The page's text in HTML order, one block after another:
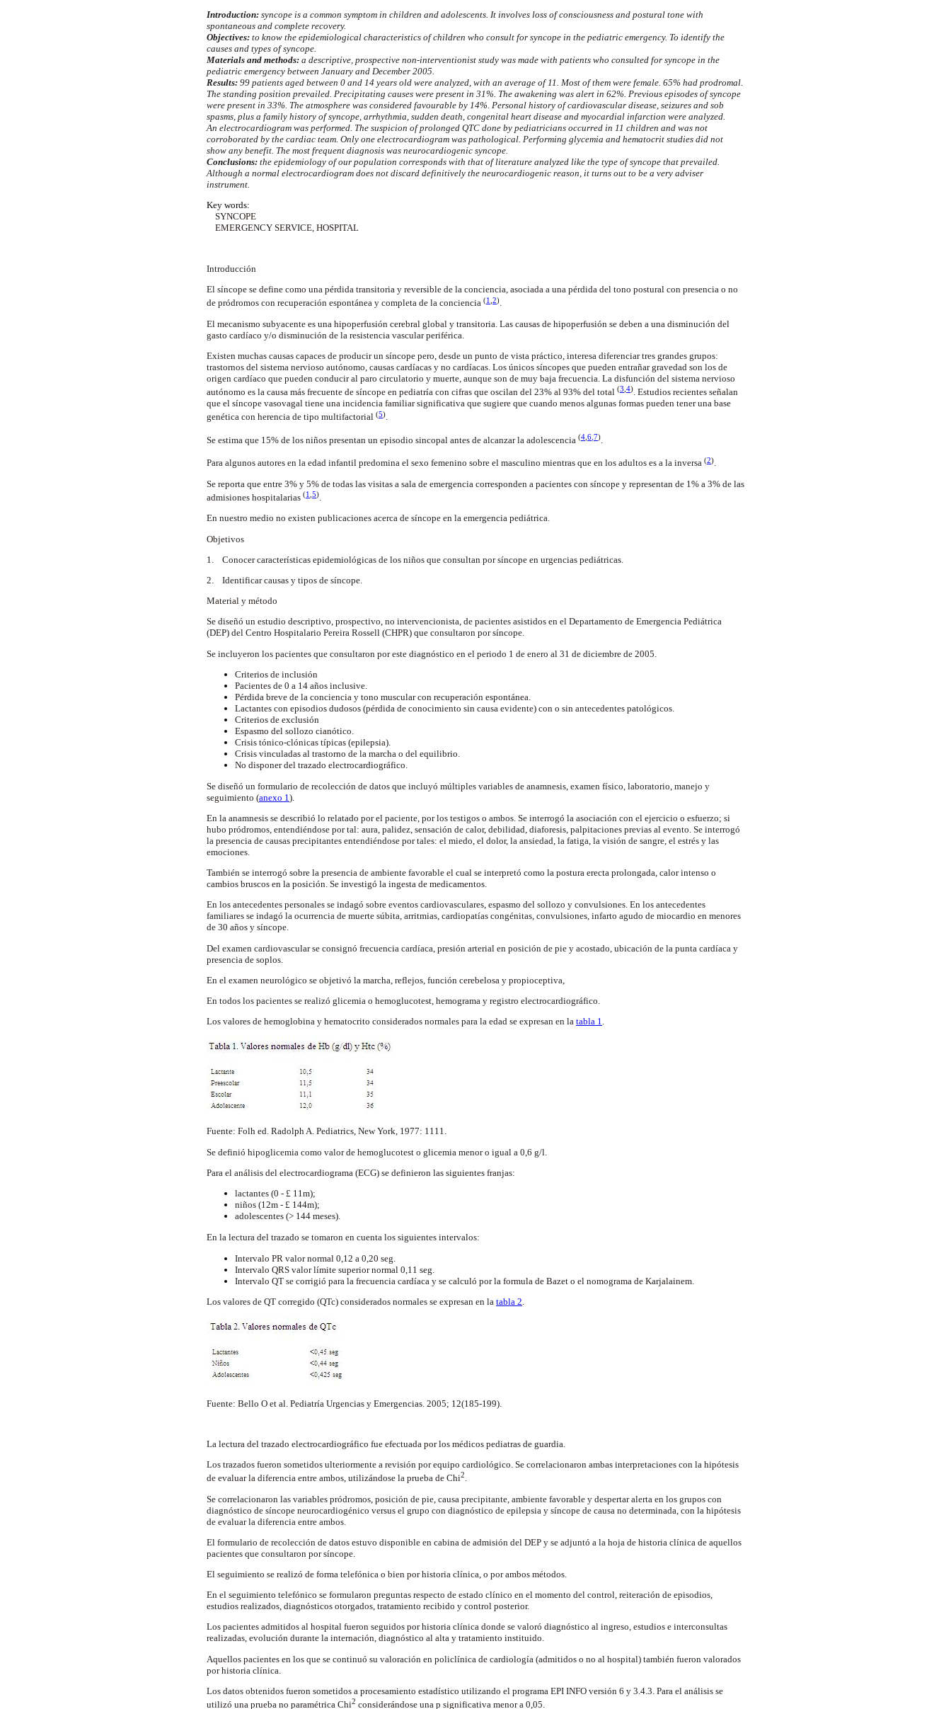
Introduction: syncope is a common symptom in children and adolescents. It involves loss of consciousness and postural tone with
spontaneous and complete recovery.
Objectives: to know the epidemiological characteristics of children who consult for syncope in the pediatric emergency. To identify the
causes and types of syncope.
Materials and methods: a descriptive, prospective non-interventionist study was made with patients who consulted for syncope in the
pediatric emergency between January and December 2005.
Results: 99 patients aged between 0 and 14 years old were analyzed, with an average of 11. Most of them were female. 65% had prodromal.
The standing position prevailed. Precipitating causes were present in 31%. The awakening was alert in 62%. Previous episodes of syncope
were present in 33%. The atmosphere was considered favourable by 14%. Personal history of cardiovascular disease, seizures and sob
spasms, plus a family history of syncope, arrhythmia, sudden death, congenital heart disease and myocardial infarction were analyzed.
An electrocardiogram was performed. The suspicion of prolonged QTC done by pediatricians occurred in 11 children and was not
corroborated by the cardiac team. Only one electrocardiogram was pathological. Performing glycemia and hematocrit studies did not
show any benefit. The most frequent diagnosis was neurocardiogenic syncope.
Conclusions: the epidemiology of our population corresponds with that of literature analyzed like the type of syncope that prevailed.
Although a normal electrocardiogram does not discard definitively the neurocardiogenic reason, it turns out to be a very adviser
instrument.
Key words:
SYNCOPE
EMERGENCY SERVICE, HOSPITAL
Introducción
El síncope se define como una pérdida transitoria y reversible de la conciencia, asociada a una pérdida del tono postural con presencia o no
de pródromos con recuperación espontánea y completa de la conciencia (1 2).
El mecanismo subyacente es una hipoperfusión cerebral global y transitoria. Las causas de hipoperfusión se deben a una disminución del
gasto cardíaco y/o disminución de la resistencia vascular periférica.
Existen muchas causas capaces de producir un síncope pero, desde un punto de vista práctico, interesa diferenciar tres grandes grupos:
trastornos del sistema nervioso autónomo, causas cardíacas y no cardíacas. Los únicos síncopes que pueden entrañar gravedad son los de
origen cardíaco que pueden conducir al paro circulatorio y muerte, aunque son de muy baja frecuencia. La disfunción del sistema nervioso
autónomo es la causa más frecuente de síncope en pediatría con cifras que oscilan del 23% al 93% del total (3 4). Estudios recientes señalan
que el síncope vasovagal tiene una incidencia familiar significativa que sugiere que cuando menos algunas formas pueden tener una base
genética con herencia de tipo multifactorial (5).
Se estima que 15% de los niños presentan un episodio sincopal antes de alcanzar la adolescencia (4 6 ,7).
Para algunos autores en la edad infantil predomina el sexo femenino sobre el masculino mientras que en los adultos es a la inversa (2).
Se reporta que entre 3% y 5% de todas las visitas a sala de emergencia corresponden a pacientes con síncope y representan de 1% a 3% de las
admisiones hospitalarias (1 5).
En nuestro medio no existen publicaciones acerca de síncope en la emergencia pediátrica.
Objetivos
1. Conocer características epidemiológicas de los niños que consultan por síncope en urgencias pediátricas.
2. Identificar causas y tipos de síncope.
Material y método
Se diseñó un estudio descriptivo, prospectivo, no intervencionista, de pacientes asistidos en el Departamento de Emergencia Pediátrica
(DEP) del Centro Hospitalario Pereira Rossell (CHPR) que consultaron por síncope.
Se incluyeron los pacientes que consultaron por este diagnóstico en el periodo 1 de enero al 31 de diciembre de 2005.
Criterios de inclusión
Pacientes de 0 a 14 años inclusive.
Pérdida breve de la conciencia y tono muscular con recuperación espontánea.
Lactantes con episodios dudosos (pérdida de conocimiento sin causa evidente) con o sin antecedentes patológicos.
Criterios de exclusión
Espasmo del sollozo cianótico.
Crisis tónico-clónicas típicas (epilepsia).
Crisis vinculadas al trastorno de la marcha o del equilibrio.
No disponer del trazado electrocardiográfico.
Se diseñó un formulario de recolección de datos que incluyó múltiples variables de anamnesis, examen físico, laboratorio, manejo y
seguimiento (anexo 1 ).
En la anamnesis se describió lo relatado por el paciente, por los testigos o ambos. Se interrogó la asociación con el ejercicio o esfuerzo; si
hubo pródromos, entendiéndose por tal: aura, palidez, sensación de calor, debilidad, diaforesis, palpitaciones previas al evento. Se interrogó
la presencia de causas precipitantes entendiéndose por tales: el miedo, el dolor, la ansiedad, la fatiga, la visión de sangre, el estrés y las
emociones.
También se interrogó sobre la presencia de ambiente favorable el cual se interpretó como la postura erecta prolongada, calor intenso o
cambios bruscos en la posición. Se investigó la ingesta de medicamentos.
En los antecedentes personales se indagó sobre eventos cardiovasculares, espasmo del sollozo y convulsiones. En los antecedentes
familiares se indagó la ocurrencia de muerte súbita, arritmias, cardiopatías congénitas, convulsiones, infarto agudo de miocardio en menores
de 30 años y síncope.
Del examen cardiovascular se consignó frecuencia cardíaca, presión arterial en posición de pie y acostado, ubicación de la punta cardíaca y
presencia de soplos.
En el examen neurológico se objetivó la marcha, reflejos, función cerebelosa y propioceptiva,
En todos los pacientes se realizó glicemia o hemoglucotest, hemograma y registro electrocardiográfico.
Los valores de hemoglobina y hematocrito considerados normales para la edad se expresan en la tabla 1.
Fuente: Folh ed. Radolph A. Pediatrics, New York, 1977: 1111.
Se definió hipoglicemia como valor de hemoglucotest o glicemia menor o igual a 0,6 g/l.
Para el análisis del electrocardiograma (ECG) se definieron las siguientes franjas:
lactantes (0 - £ 11m);
niños (12m - £ 144m);
adolescentes (> 144 meses).
En la lectura del trazado se tomaron en cuenta los siguientes intervalos:
Intervalo PR valor normal 0,12 a 0,20 seg.
Intervalo QRS valor límite superior normal 0,11 seg.
Intervalo QT se corrigió para la frecuencia cardíaca y se calculó por la formula de Bazet o el nomograma de Karjalainem.
Los valores de QT corregido (QTc) considerados normales se expresan en la tabla 2.
Fuente: Bello O et al. Pediatría Urgencias y Emergencias. 2005; 12(185-199).
La lectura del trazado electrocardiográfico fue efectuada por los médicos pediatras de guardia.
Los trazados fueron sometidos ulteriormente a revisión por equipo cardiológico. Se correlacionaron ambas interpretaciones con la hipótesis
de evaluar la diferencia entre ambos, utilizándose la prueba de Chi2.
Se correlacionaron las variables pródromos, posición de pie, causa precipitante, ambiente favorable y despertar alerta en los grupos con
diagnóstico de síncope neurocardiogénico versus el grupo con diagnóstico de epilepsia y síncope de causa no determinada, con la hipótesis
de evaluar la diferencia entre ambos.
El formulario de recolección de datos estuvo disponible en cabina de admisión del DEP y se adjuntó a la hoja de historia clínica de aquellos
pacientes que consultaron por síncope.
El seguimiento se realizó de forma telefónica o bien por historia clínica, o por ambos métodos.
En el seguimiento telefónico se formularon preguntas respecto de estado clínico en el momento del control, reiteración de episodios,
estudios realizados, diagnósticos otorgados, tratamiento recibido y control posterior.
Los pacientes admitidos al hospital fueron seguidos por historia clínica donde se valoró diagnóstico al ingreso, estudios e interconsultas
realizadas, evolución durante la internación, diagnóstico al alta y tratamiento instituido.
Aquellos pacientes en los que se continuó su valoración en policlínica de cardiología (admitidos o no al hospital) también fueron valorados
por historia clínica.
Los datos obtenidos fueron sometidos a procesamiento estadístico utilizando el programa EPI INFO versión 6 y 3.4.3. Para el análisis se
utilizó una prueba no paramétrica Chi2 considerándose una p significativa menor a 0,05.